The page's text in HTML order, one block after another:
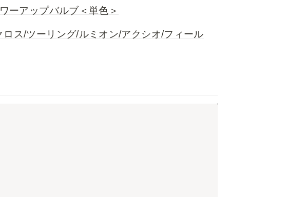
ーアップバルブ＜単色＞
ロス/ツーリング/ルミオン/アクシオ/フィール